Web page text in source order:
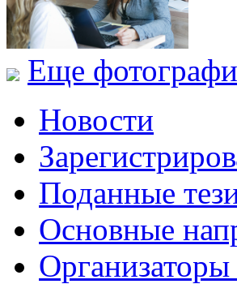
Еще
Новости
Поданные
Основные